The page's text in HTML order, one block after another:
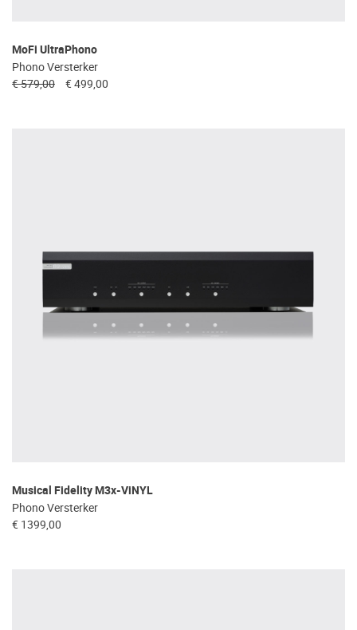
MoFi UltraPhono
Phono Versterker
€ 579,00
€ 499,00
Musical Fidelity M3x-ViNYL
Phono Versterker
€ 1399,00